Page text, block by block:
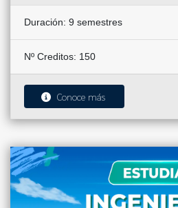
Duración: 9 semestres
Nº Creditos: 150
Conoce más